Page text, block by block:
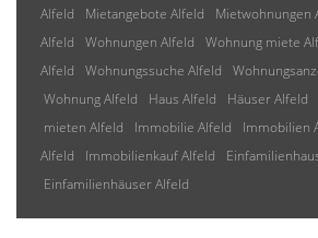
Alfeld
Mietangebote Alfeld Mietwohnungen
Alfeld
Wohnungen Alfeld Wohnung miete
Alfeld
Wohnungssuche Alfeld
Wohnung Alfeld
Haus Alfeld Häuser Alfeld
mieten Alfeld
Immobilie Alfeld Immobilien
Alfeld
Immobilienkauf Alfeld
Einfamilienhäuser Alfeld